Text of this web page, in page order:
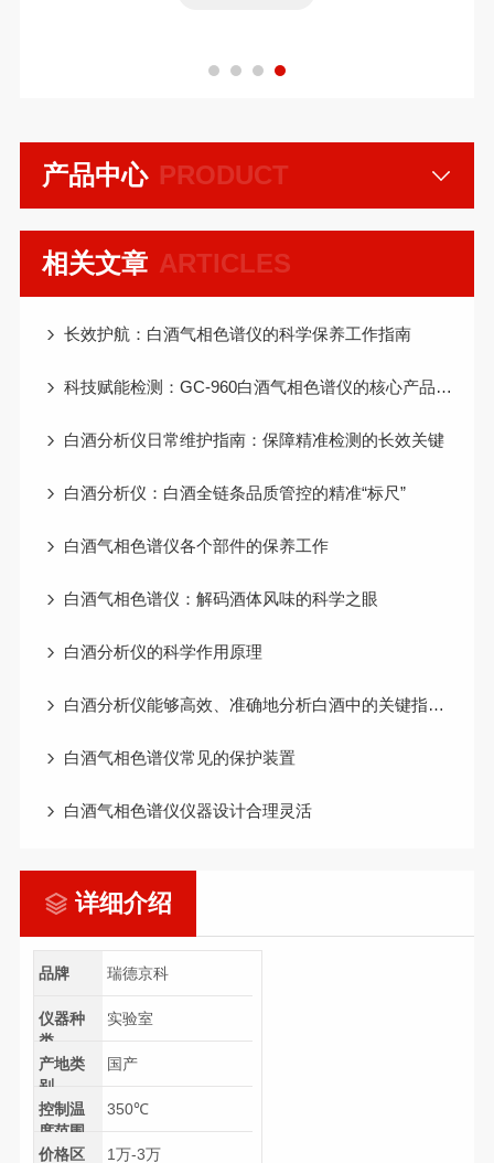
PRODUCT
产品中心
ARTICLES
相关文章
长效护航：白酒气相色谱仪的科学保养工作指南
科技赋能检测：GC-960白酒气相色谱仪的核心产品优势
白酒分析仪日常维护指南：保障精准检测的长效关键
白酒分析仪：白酒全链条品质管控的精准“标尺”
白酒气相色谱仪各个部件的保养工作
白酒气相色谱仪：解码酒体风味的科学之眼
白酒分析仪的科学作用原理
白酒分析仪能够高效、准确地分析白酒中的关键指标和成分
白酒气相色谱仪常见的保护装置
白酒气相色谱仪仪器设计合理灵活
详细介绍
品牌 瑞德京科
仪器种
类
实验室
产地类
别
国产
控制温
度范围
350℃
价格区 1万-3万